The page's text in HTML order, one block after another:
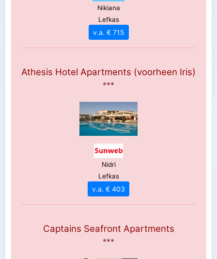
Nikiana
Lefkas
v.a. € 715
Athesis Hotel Apartments (voorheen Iris)
***
Nidri
Lefkas
v.a. € 403
Captains Seafront Apartments
***